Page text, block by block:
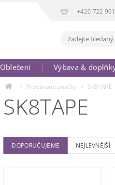
+420 722
Oblečení Výbava &
Prodávané značky SK8TAPE
SK8TAPE
DOPORUČUJEME NEJLEVNĚJŠÍ